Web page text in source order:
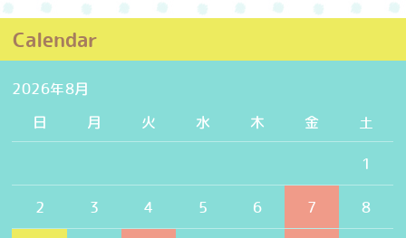
Calendar
2026年8月
日
月 火 水 木 金
土
1
2 3 4 5 6 7 8